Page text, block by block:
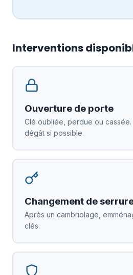
Interventions
Ouverture de porte
Clé oubliée, perdue ou cassée.
dégât si possible.
Changement de
Après un cambriolage,
clés.